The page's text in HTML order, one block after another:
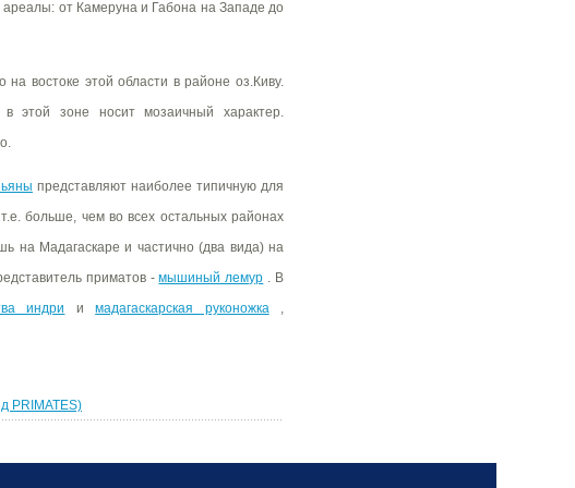
от Камеруна и Габона на Западе до
на востоке этой области в районе оз.Киву.
в этой зоне носит мозаичный характер.
представляют наиболее типичную для
больше, чем во всех остальных районах
на Мадагаскаре и частично (два вида) на
приматов -мышиный лемур . В
индри имадагаскарская руконожка,